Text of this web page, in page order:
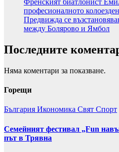
Френският биатлонист
професионалното
Предвижда се
между Болярово и Ямбол
Последните
Няма коментари за показване.
Горещи
България Икономика Свят Спорт
Семейният фестивал „Fun
път в Трявна